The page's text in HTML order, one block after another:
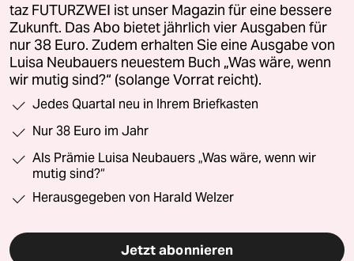
taz FUTURZWEI ist unser Magazin für eine bessere
Zukunft. Das Abo bietet jährlich vier Ausgaben für
nur 38 Euro. Zudem erhalten Sie eine Ausgabe von
Luisa Neubauers neuestem Buch „Was wäre, wenn
wir mutig sind?“ (solange Vorrat reicht).
Jedes Quartal neu in Ihrem Briefkasten
Nur 38 Euro im Jahr
Als Prämie Luisa Neubauers „Was wäre, wenn wir
mutig sind?“
Herausgegeben von Harald Welzer
Jetzt abonnieren